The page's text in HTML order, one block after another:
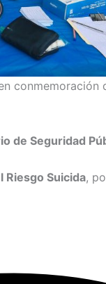
de Seguridad
Riesgo Suicida,